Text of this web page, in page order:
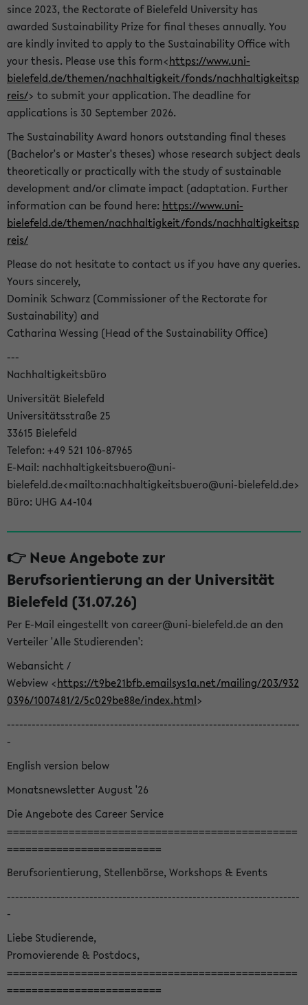
since 2023, the Rectorate of Bielefeld University has
awarded Sustainability Prize for final theses annually. You
are kindly invited to apply to the Sustainability Office with
your thesis. Please use this form<https://www.uni-
bielefeld.de/themen/nachhaltigkeit/fonds/nachhaltigkeitsp
reis/> to submit your application. The deadline for
applications is 30 September 2026.
The Sustainability Award honors outstanding final theses
(Bachelor's or Master's theses) whose research subject deals
theoretically or practically with the study of sustainable
development and/or climate impact (adaptation. Further
information can be found here: https://www.uni-
bielefeld.de/themen/nachhaltigkeit/fonds/nachhaltigkeitsp
reis/
Please do not hesitate to contact us if you have any queries.
Yours sincerely,
Dominik Schwarz (Commissioner of the Rectorate for
Sustainability) and
Catharina Wessing (Head of the Sustainability Office)
---
Nachhaltigkeitsbüro
Universität Bielefeld
Universitätsstraße 25
33615 Bielefeld
Telefon: +49 521 106-87965
E-Mail: nachhaltigkeitsbuero@uni-
bielefeld.de<mailto:nachhaltigkeitsbuero@uni-bielefeld.de>
Büro: UHG A4-104
👉 Neue Angebote zur
Berufsorientierung an der Universität
Bielefeld (31.07.26)
Per E-Mail eingestellt von career@uni-bielefeld.de an den
Verteiler 'Alle Studierenden':
Webansicht /
Webview <https://t9be21bfb.emailsys1a.net/mailing/203/932
0396/1007481/2/5c029be88e/index.html>
-----------------------------------------------------------------------
-
English version below
Monatsnewsletter August '26
Die Angebote des Career Service
===============================================
=========================
Berufsorientierung, Stellenbörse, Workshops & Events
-----------------------------------------------------------------------
-
Liebe Studierende,
Promovierende & Postdocs,
===============================================
=========================